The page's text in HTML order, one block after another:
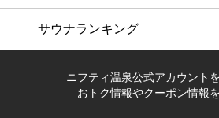
サウナランキング
ニフティ温泉公式アカウント
おトク情報やクーポン情報